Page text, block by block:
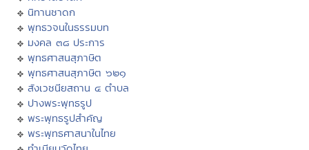
นิทานชาดก
พุทธวจนในธรรมบท
มงคล ๓๘ ประการ
พุทธศาสนสุภาษิต
พุทธศาสนสุภาษิต ๖๒๑
สังเวชนียสถาน ๔ ตำบล
ปางพระพุทธรูป
พระพุทธรูปสำคัญ
พระพุทธศาสนาในไทย